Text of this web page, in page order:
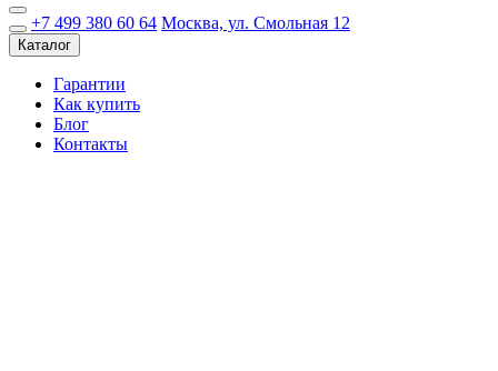
+7 499 380 60 64 Москва, ул. Смольная 12
Каталог
Гарантии
Как купить
Блог
Контакты